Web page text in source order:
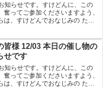
知らせです。すけどんに、この
ってご参加くださいますよう、
、すけどんでおなじみの たま
皆様 12/03 本日の催し物の
せです
知らせです。すけどんに、この
ってご参加くださいますよう、
は、すけどんでおなじみの たま